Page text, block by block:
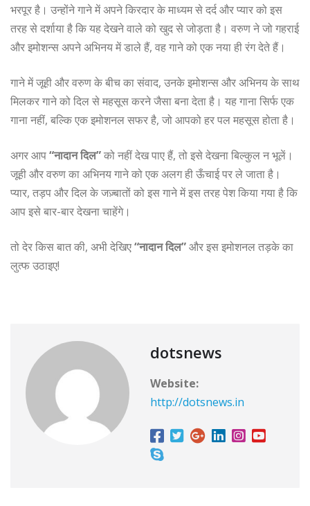
भरपूर है। उन्होंने गाने में अपने किरदार के माध्यम से दर्द और प्यार को इस
तरह से दर्शाया है कि यह देखने वाले को खुद से जोड़ता है। वरुण ने जो गहराई
और इमोशन्स अपने अभिनय में डाले हैं, वह गाने को एक नया ही रंग देते हैं।
गाने में जूही और वरुण के बीच का संवाद, उनके इमोशन्स और अभिनय के साथ
मिलकर गाने को दिल से महसूस करने जैसा बना देता है। यह गाना सिर्फ एक
गाना नहीं, बल्कि एक इमोशनल सफर है, जो आपको हर पल महसूस होता है।
अगर आप“नादान दिल”को नहीं देख पाए हैं, तो इसे देखना बिल्कुल न भूलें।
जूही और वरुण का अभिनय गाने को एक अलग ही ऊँचाई पर ले जाता है।
प्यार, तड़प और दिल के जज़्बातों को इस गाने में इस तरह पेश किया गया है कि
आप इसे बार-बार देखना चाहेंगे।
तो देर किस बात की, अभी देखिए“नादान दिल”और इस इमोशनल तड़के का
लुत्फ उठाइए!
dotsnews
Website:
http://dotsnews.in